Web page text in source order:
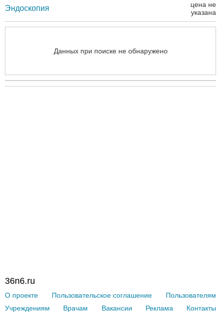
Эндоскопия
цена не
указана
Данных при поиске не обнаружено
36n6.ru
О проекте Пользовательское соглашение
Пользователям
Учреждениям
Врачам Вакансии Реклама Контакты